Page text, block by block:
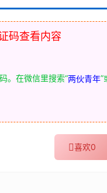
码查看内容
。在微信里搜索“两伙青年”
喜欢0